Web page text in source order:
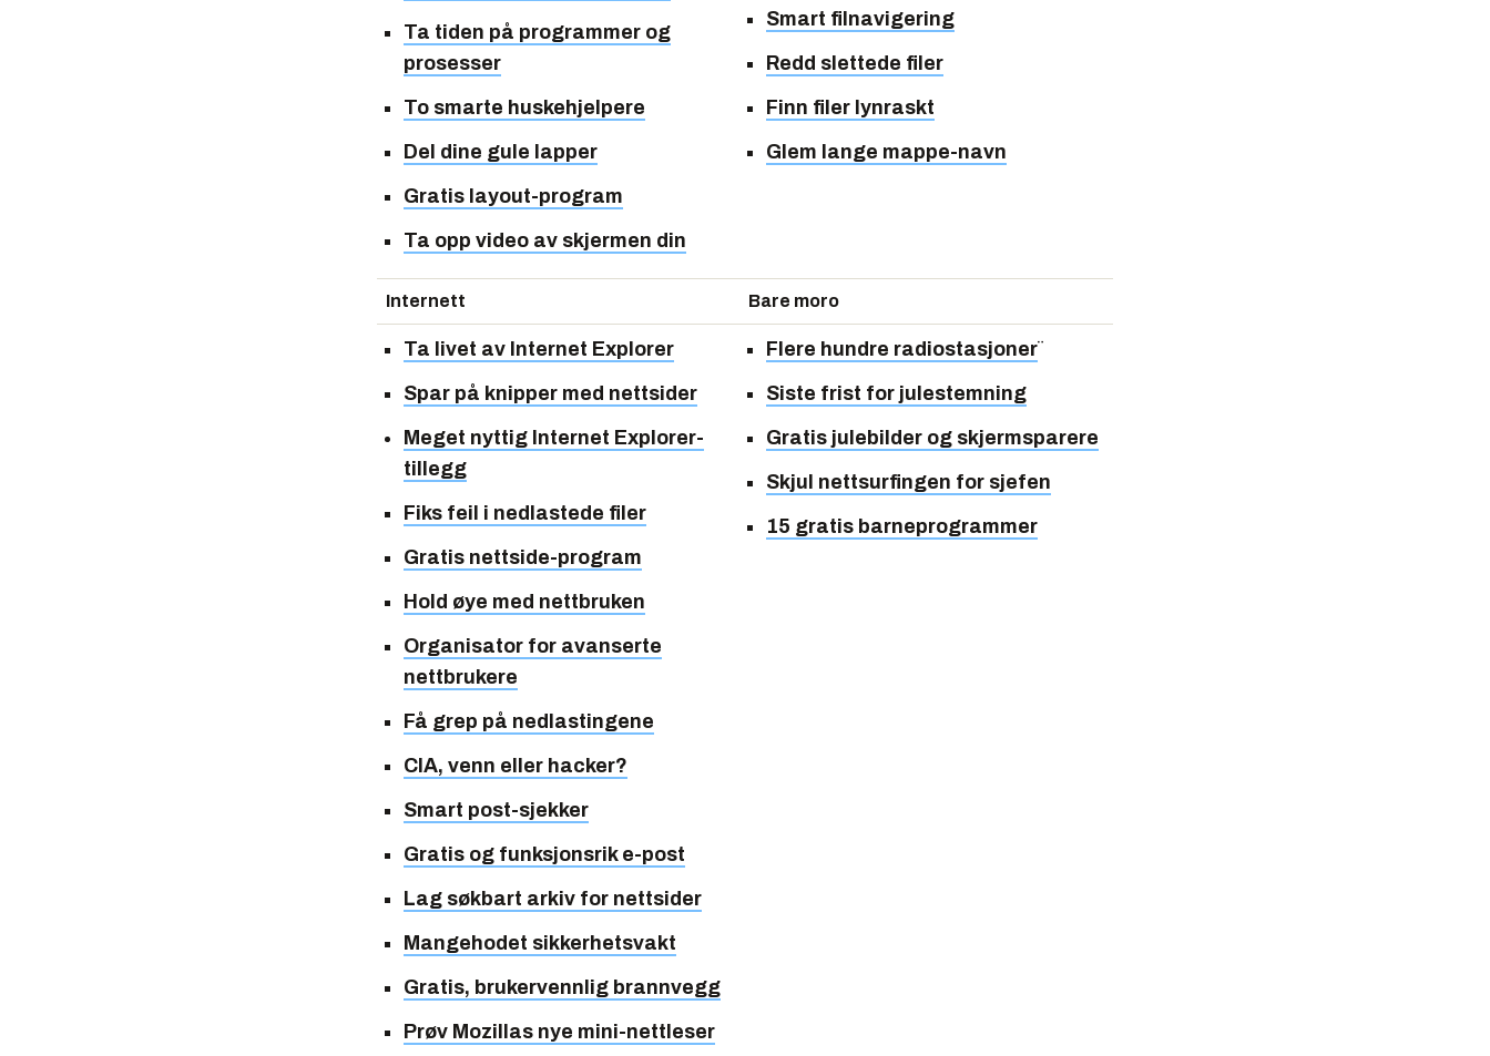
Ta tiden på programmer og
prosesser
To smarte huskehjelpere
Del dine gule lapper
Gratis layout-program
Ta opp video av skjermen din
Smart filnavigering
Redd slettede filer
Finn filer lynraskt
Glem lange mappe-navn
Internett Bare moro
Ta livet av Internet Explorer
Spar på knipper med nettsider
Meget nyttig Internet Explorer-
tillegg
Fiks feil i nedlastede filer
Gratis nettside-program
Hold øye med nettbruken
Organisator for avanserte
nettbrukere
Få grep på nedlastingene
CIA, venn eller hacker?
Smart post-sjekker
Gratis og funksjonsrik e-post
Lag søkbart arkiv for nettsider
Mangehodet sikkerhetsvakt
Gratis, brukervennlig brannvegg
Prøv Mozillas nye mini-nettleser
Flere hundre radiostasjoner¨
Siste frist for julestemning
Gratis julebilder og skjermsparere
Skjul nettsurfingen for sjefen
15 gratis barneprogrammer